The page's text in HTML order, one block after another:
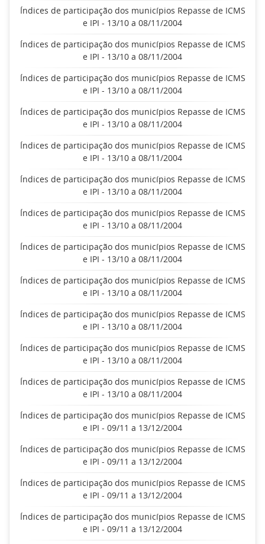
Índices de participação dos municípios Repasse de ICMS
e IPI - 13/10 a 08/11/2004
Índices de participação dos municípios Repasse de ICMS
e IPI - 13/10 a 08/11/2004
Índices de participação dos municípios Repasse de ICMS
e IPI - 13/10 a 08/11/2004
Índices de participação dos municípios Repasse de ICMS
e IPI - 13/10 a 08/11/2004
Índices de participação dos municípios Repasse de ICMS
e IPI - 13/10 a 08/11/2004
Índices de participação dos municípios Repasse de ICMS
e IPI - 13/10 a 08/11/2004
Índices de participação dos municípios Repasse de ICMS
e IPI - 13/10 a 08/11/2004
Índices de participação dos municípios Repasse de ICMS
e IPI - 13/10 a 08/11/2004
Índices de participação dos municípios Repasse de ICMS
e IPI - 13/10 a 08/11/2004
Índices de participação dos municípios Repasse de ICMS
e IPI - 13/10 a 08/11/2004
Índices de participação dos municípios Repasse de ICMS
e IPI - 13/10 a 08/11/2004
Índices de participação dos municípios Repasse de ICMS
e IPI - 13/10 a 08/11/2004
Índices de participação dos municípios Repasse de ICMS
e IPI - 09/11 a 13/12/2004
Índices de participação dos municípios Repasse de ICMS
e IPI - 09/11 a 13/12/2004
Índices de participação dos municípios Repasse de ICMS
e IPI - 09/11 a 13/12/2004
Índices de participação dos municípios Repasse de ICMS
e IPI - 09/11 a 13/12/2004